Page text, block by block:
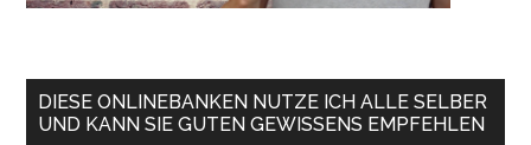
DIESE ONLINEBANKEN NUTZE ICH ALLE SELBER
UND KANN SIE GUTEN GEWISSENS EMPFEHLEN